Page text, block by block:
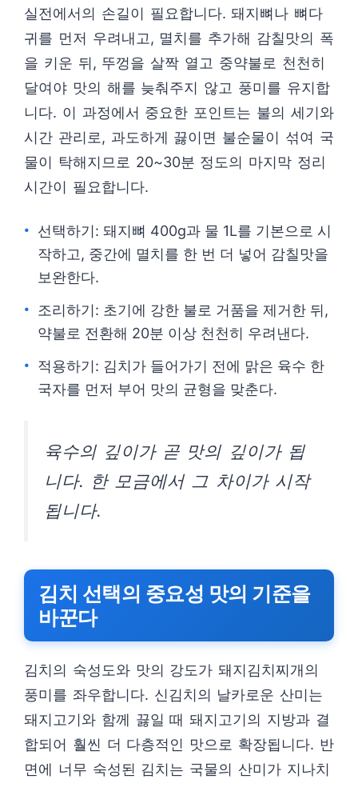
실전에서의 손길이 필요합니다. 돼지뼈나 뼈다
귀를 먼저 우려내고, 멸치를 추가해 감칠맛의 폭
을 키운 뒤, 뚜껑을 살짝 열고 중약불로 천천히
달여야 맛의 해를 늦춰주지 않고 풍미를 유지합
니다. 이 과정에서 중요한 포인트는 불의 세기와
시간 관리로, 과도하게 끓이면 불순물이 섞여 국
물이 탁해지므로 20~30분 정도의 마지막 정리
시간이 필요합니다.
선택하기: 돼지뼈 400g과 물 1L를 기본으로 시
작하고, 중간에 멸치를 한 번 더 넣어 감칠맛을
보완한다.
조리하기: 초기에 강한 불로 거품을 제거한 뒤,
약불로 전환해 20분 이상 천천히 우려낸다.
적용하기: 김치가 들어가기 전에 맑은 육수 한
국자를 먼저 부어 맛의 균형을 맞춘다.
육수의 깊이가 곧 맛의 깊이가 됩
니다. 한 모금에서 그 차이가 시작
됩니다.
김치 선택의 중요성 맛의 기준을
바꾼다
김치의 숙성도와 맛의 강도가 돼지김치찌개의
풍미를 좌우합니다. 신김치의 날카로운 산미는
돼지고기와 함께 끓일 때 돼지고기의 지방과 결
합되어 훨씬 더 다층적인 맛으로 확장됩니다. 반
면에 너무 숙성된 김치는 국물의 산미가 지나치